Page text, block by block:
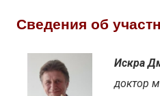
Сведения об
Искра
доктор